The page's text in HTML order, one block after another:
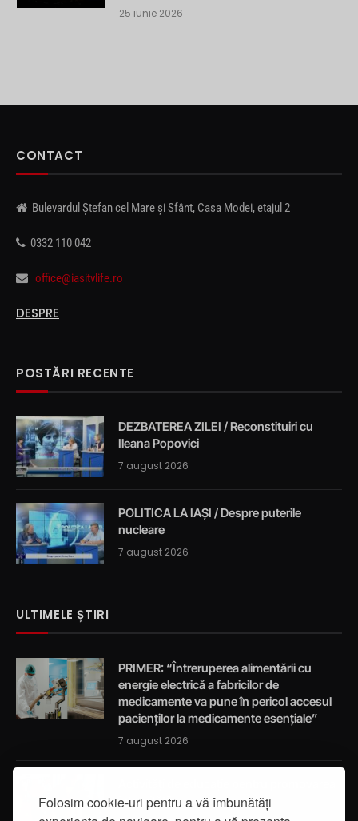
Folosim cookie-uri pentru a vă îmbunătăți
25 iunie 2026
CONTACT
Bulevardul Ștefan cel Mare și Sfânt, Casa Modei, etajul 2
0332 110 042
office@iasitvlife.ro
DESPRE
POSTĂRI RECENTE
DEZBATEREA ZILEI / Reconstituiri cu
Ileana Popovici
7 august 2026
POLITICA LA IAȘI / Despre puterile
nucleare
7 august 2026
ULTIMELE ȘTIRI
PRIMER: “Întreruperea alimentării cu
energie electrică a fabricilor de
medicamente va pune în pericol accesul
pacienților la medicamente esențiale”
7 august 2026
integrității